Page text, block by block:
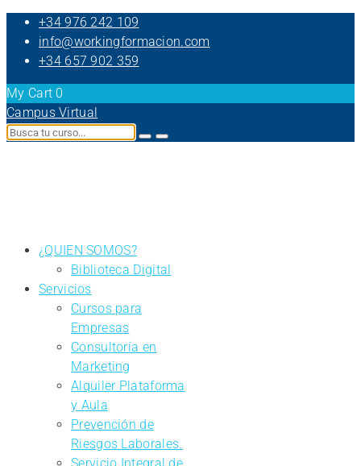
+34 976 242 109
info@workingformacion.com
+34 657 902 359
My Cart 0
Campus Virtual
¿QUIEN SOMOS?
Biblioteca Digital
Servicios
Cursos para
Empresas
Consultoría en
Marketing
Alquiler Plataforma
y Aula
Prevención de
Riesgos Laborales.